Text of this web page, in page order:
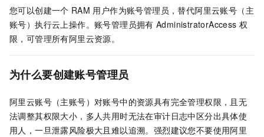
您可以创建一个 RAM 用户作为账号管理员，替代阿里云账号（主
账号）执行云上操作。账号管理员拥有 AdministratorAccess 权
限，可管理所有阿里云资源。
为什么要创建账号管理员
阿里云账号（主账号）对账号中的资源具有完全管理权限，且无
法调整其权限大小，多人共用时无法在审计日志中区分出具体使
用人，一旦泄露风险极大且难以追溯。强烈建议您不要使用阿里